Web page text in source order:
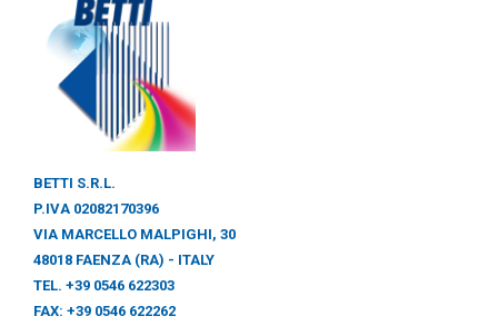
BETTI S.R.L.
P.IVA 02082170396
VIA MARCELLO MALPIGHI, 30
48018 FAENZA (RA) - ITALY
TEL. +39 0546 622303
FAX: +39 0546 622262